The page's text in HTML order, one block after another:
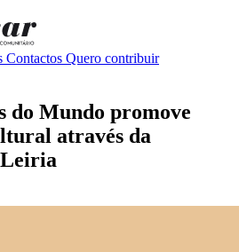
Contactos Quero contribuir
do Mundo promove
através da